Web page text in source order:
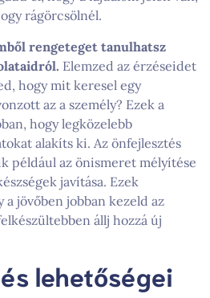
rágörcsölnél.
rengeteget tanulhatsz
Elemzed az érzéseidet
hogy mit keresel egy
az a személy? Ezek a
hogy legközelebb
alakíts ki. Az önfejlesztés
például az önismeret mélyítése
javítása. Ezek
jövőben jobban kezeld az
állj hozzá új
lehetőségei